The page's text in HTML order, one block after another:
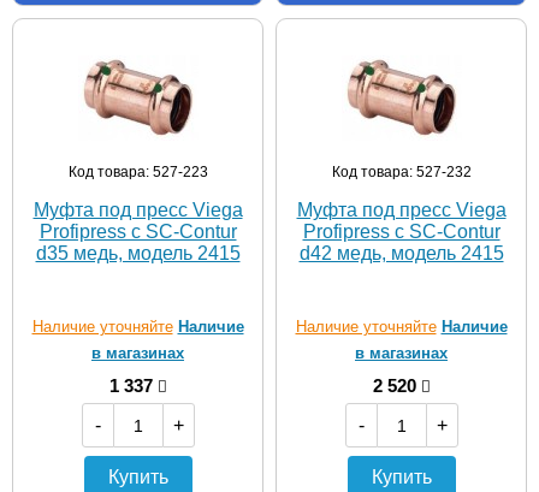
Код товара: 527-223
Муфта под пресс Viega
Profipress c SC-Contur
d35 медь, модель 2415
Наличие уточняйте Наличие
в магазинах
1 337
-
+
Купить
Код товара: 527-232
Муфта под пресс Viega
Profipress c SC-Contur
d42 медь, модель 2415
Наличие уточняйте Наличие
в магазинах
2 520
-
+
Купить